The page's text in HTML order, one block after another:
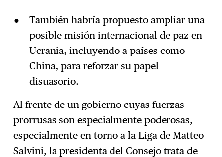
También habría propuesto ampliar una
posible misión internacional de paz en
Ucrania, incluyendo a países como
China, para reforzar su papel
disuasorio.
Al frente de un gobierno cuyas fuerzas
prorrusas son especialmente poderosas,
especialmente en torno a la Liga de Matteo
Salvini, la presidenta del Consejo trata de